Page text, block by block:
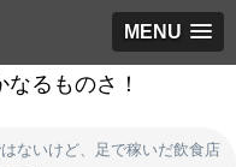
MENU
るものさ！
ないけど、足で稼いだ飲食店